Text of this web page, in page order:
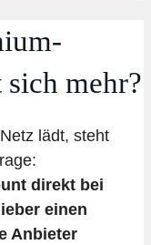
mehr?
lädt, steht
direkt bei
einen
Anbieter